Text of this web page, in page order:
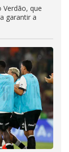
que
garantir a